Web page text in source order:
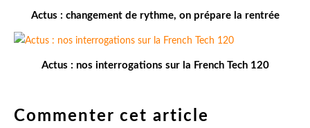
Actus : changement de rythme, on prépare la rentrée
Actus : nos interrogations sur la French Tech 120
Commenter cet article